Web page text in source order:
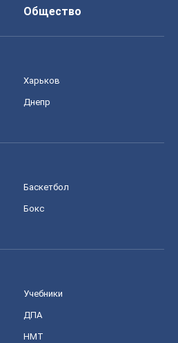
Общество
Харьков
Днепр
Баскетбол
Бокс
Учебники
ДПА
НМТ